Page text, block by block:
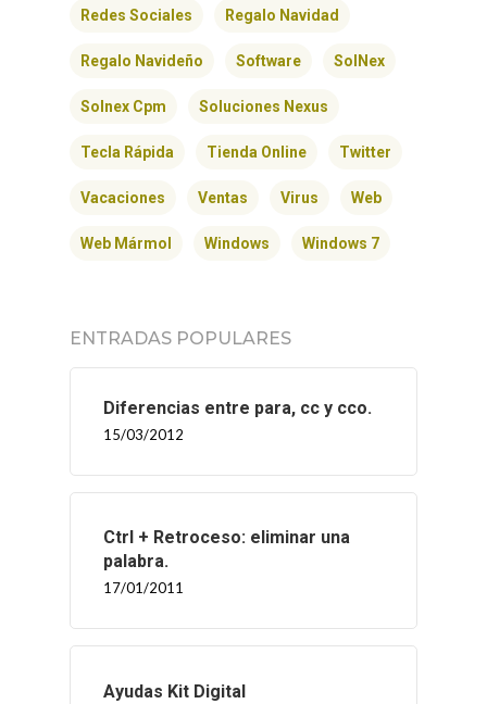
Redes Sociales Regalo Navidad
Regalo Navideño Software SolNex
Solnex Cpm Soluciones Nexus
Tecla Rápida Tienda Online Twitter
Vacaciones Ventas Virus Web
Web Mármol Windows Windows 7
ENTRADAS POPULARES
Diferencias entre para, cc y cco.
15/03/2012
Ctrl + Retroceso: eliminar una
palabra.
17/01/2011
Ayudas Kit Digital